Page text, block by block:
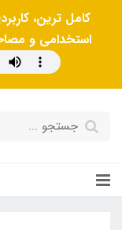
کامل ترین،
استخدامی و